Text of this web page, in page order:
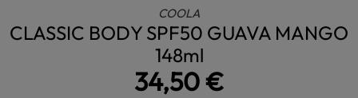
COOLA
CLASSIC BODY SPF50 GUAVA MANGO
148ml
34,50 €